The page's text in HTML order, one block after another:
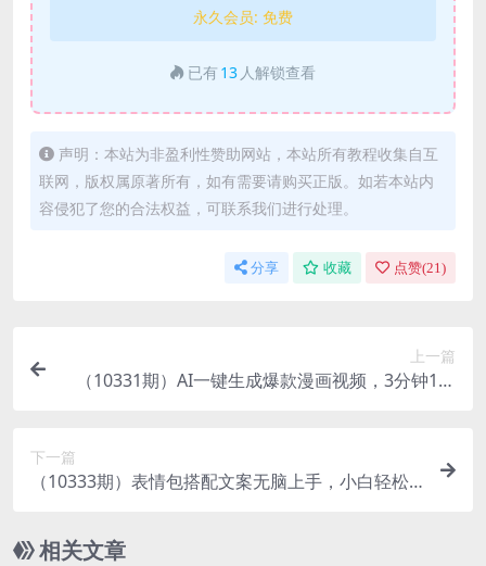
永久会员: 免费
已有 13 人解锁查看
声明：本站为非盈利性赞助网站，本站所有教程收集自互
联网，版权属原著所有，如有需要请购买正版。如若本站内
容侵犯了您的合法权益，可联系我们进行处理。
分享 收藏 点赞(21)
上一篇
（10331期）AI一键生成爆款漫画视频，3分钟1条
下一篇
（10333期）表情包搭配文案无脑上手，小白轻松
相关文章